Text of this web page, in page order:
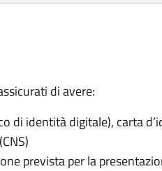
di avere:
di identità digitale), carta
prevista per la